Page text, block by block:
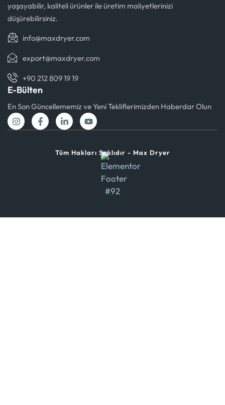
yaşayabilir, kaliteli ürünler ile üretim maliyetlerinizi
düşürebilirsiniz.
info@maxdryer.com
export@maxdryer.com
+90 212 809 19 19
E-Bülten
En Son Güncellememiz ve Yeni Tekliflerimizden Haberdar Olun
Tüm Hakları Saklıdır - Max Dryer